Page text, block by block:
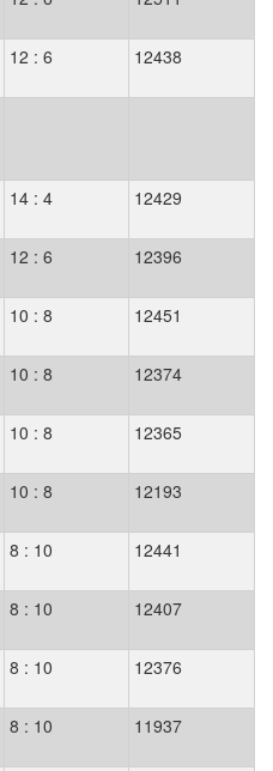
12 : 6 12438
14 : 4 12429
12 : 6 12396
10 : 8 12451
10 : 8 12374
10 : 8 12365
10 : 8 12193
8 : 10 12441
8 : 10 12407
8 : 10 12376
8 : 10 11937